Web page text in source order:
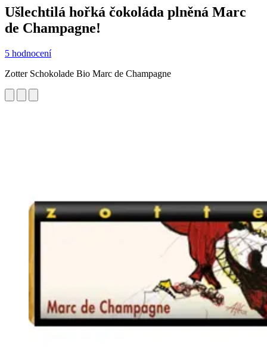
Ušlechtilá hořká čokoláda plněná Marc
de Champagne!
5 hodnocení
Zotter Schokolade Bio Marc de Champagne